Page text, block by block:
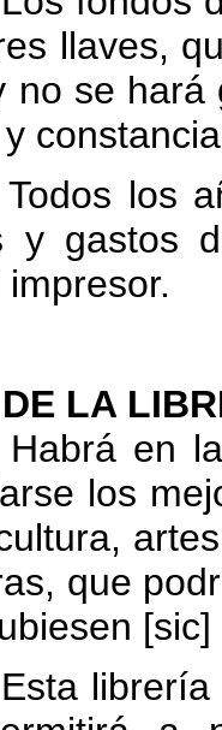
llaves,
no se
Todos los
y gastos
LA
Habrá en
los
que
Esta